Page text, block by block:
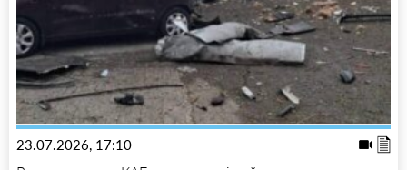
23.07.2026, 17:10